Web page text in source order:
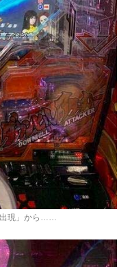
出現」から……